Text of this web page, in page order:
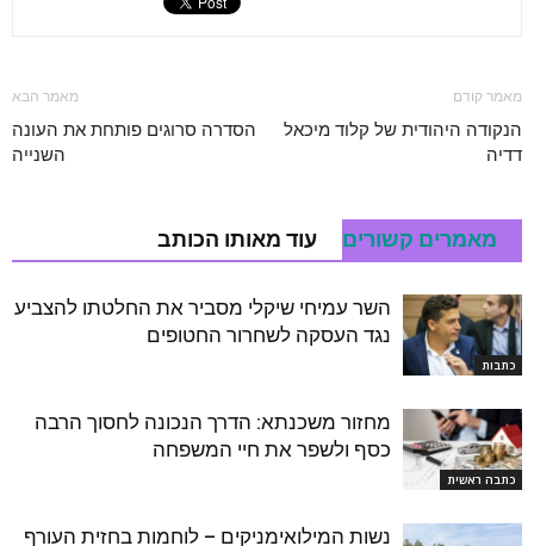
מאמר קודם
הנקודה היהודית של קלוד מיכאל
דדיה
מאמר הבא
הסדרה סרוגים פותחת את העונה
השנייה
מאמרים קשורים עוד מאותו הכותב
כתבות
השר עמיחי שיקלי מסביר את החלטתו להצביע
נגד העסקה לשחרור החטופים
כתבה ראשית
מחזור משכנתא: הדרך הנכונה לחסוך הרבה
כסף ולשפר את חיי המשפחה
נשות המילואימניקים – לוחמות בחזית העורף